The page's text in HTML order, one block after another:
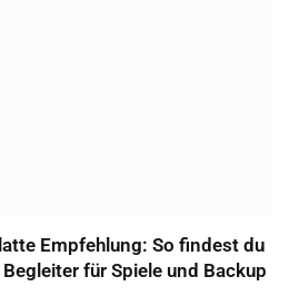
Empfehlung: So findest du
für Spiele und Backup